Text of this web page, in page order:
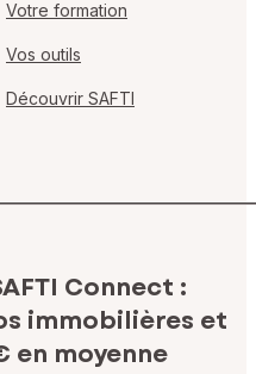
Votre formation
Vos outils
Découvrir SAFTI
Connect :
immobilières et
en moyenne